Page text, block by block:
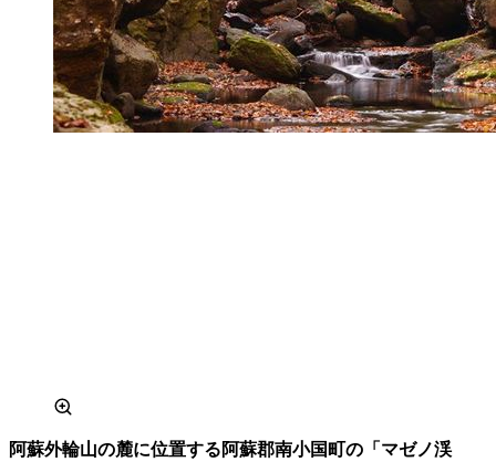
阿蘇外輪山の麓に位置する阿蘇郡南小国町の「マゼノ渓